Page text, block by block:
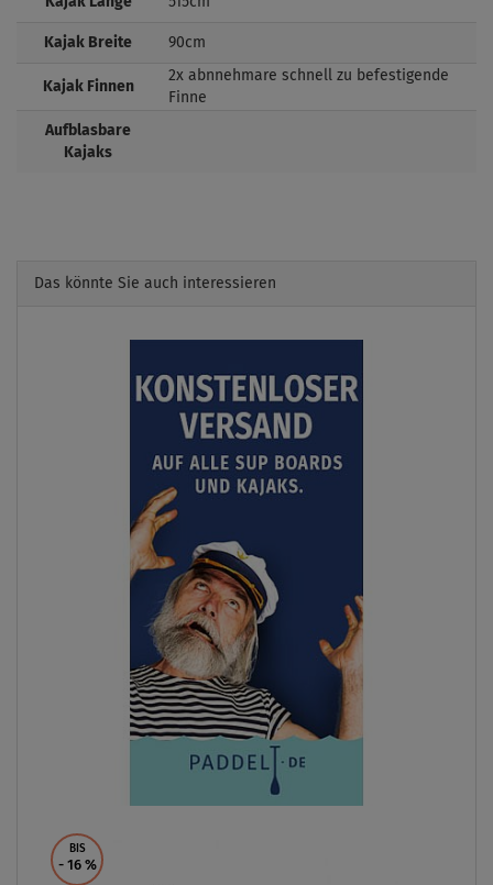
Kajak Breite 90cm
Kajak Finnen
2x abnnehmare schnell zu befestigende
Finne
Aufblasbare
Kajaks
Das könnte Sie auch interessieren
BIS
- 16 %